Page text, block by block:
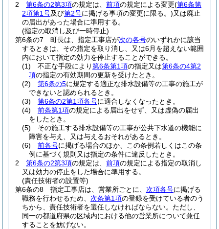
2
第6条の2第3項の規定は、 前項の規定による変更(第6条第
2項第1号及び第2号に掲げる事項の変更に限る。)又は廃止
の届出があった場合に準用する。
(指定の取消し及び一時停止)
第6条の7
町長は、指定工事店が次の各号のいずれかに該当
するときは、その指定を取り消し、又は6月を超えない範囲
内において指定の効力を停止することができる。
(1)
不正な手段により第6条第1項の指定又は第6条の4第2
項の指定の有効期間の更新を受けたとき。
(2)
第6条の5に規定する適正な排水設備等の工事の施工が
できないと認められるとき。
(3)
第6条の2第1項各号に適合しなくなったとき。
(4)
前条第1項の規定による届出をせず、又は虚偽の届出
をしたとき。
(5)
その施工する排水設備等の工事が公共下水道の機能に
障害を与え、又は与えるおそれがあるとき。
(6)
前各号に掲げる場合のほか、この条例若しくはこの条
例に基づく規則又は指定の条件に違反したとき。
2
第6条の2第3項の規定は、 前項の規定による指定の取消し
又は効力の停止をした場合に準用する。
(責任技術者の設置等)
第6条の8
指定工事店は、営業所ごとに、 次項各号に掲げる
職務を行わせるため、 次条第1項の登録を受けている者のう
ちから、責任技術者を選任しなければならない。 ただし、
同一の都道府県の区域内における他の営業所について兼任
することを妨げない。